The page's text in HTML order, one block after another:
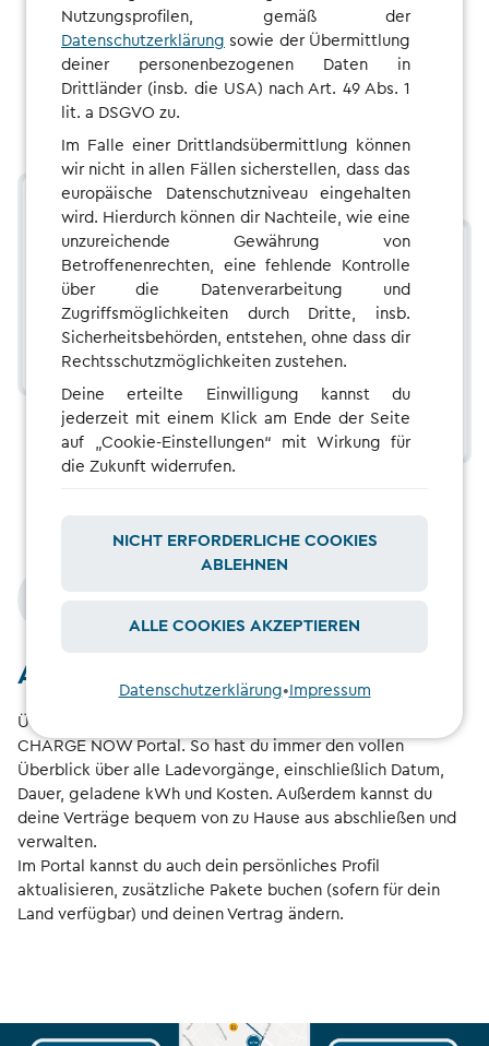
Auf einen Blick
Überprüfe deine Nutzung und deine Rechnungen online im
CHARGE NOW Portal. So hast du immer den vollen
Überblick über alle Ladevorgänge, einschließlich Datum,
Dauer, geladene kWh und Kosten. Außerdem kannst du
deine Verträge bequem von zu Hause aus abschließen und
verwalten.
Im Portal kannst du auch dein persönliches Profil
aktualisieren, zusätzliche Pakete buchen (sofern für dein
Land verfügbar) und deinen Vertrag ändern.
Nutzungsprofilen, gemäß der
Datenschutzerklärung sowie der Übermittlung
deiner personenbezogenen Daten in
Drittländer (insb. die USA) nach Art. 49 Abs. 1
lit. a DSGVO zu.
Im Falle einer Drittlandsübermittlung können
wir nicht in allen Fällen sicherstellen, dass das
europäische Datenschutzniveau eingehalten
wird. Hierdurch können dir Nachteile, wie eine
unzureichende Gewährung von
Betroffenenrechten, eine fehlende Kontrolle
über die Datenverarbeitung und
Zugriffsmöglichkeiten durch Dritte, insb.
Sicherheitsbehörden, entstehen, ohne dass dir
Rechtsschutzmöglichkeiten zustehen.
Deine erteilte Einwilligung kannst du
jederzeit mit einem Klick am Ende der Seite
auf „Cookie-Einstellungen“ mit Wirkung für
die Zukunft widerrufen.
NICHT ERFORDERLICHE COOKIES
ABLEHNEN
ALLE COOKIES AKZEPTIEREN
Datenschutzerklärung• Impressum